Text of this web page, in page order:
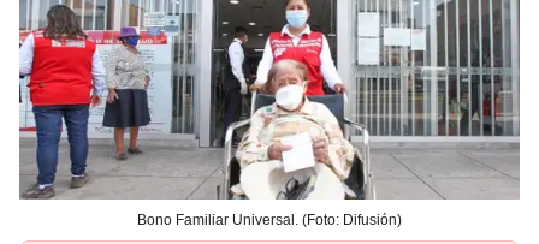
Bono Familiar Universal. (Foto: Difusión)